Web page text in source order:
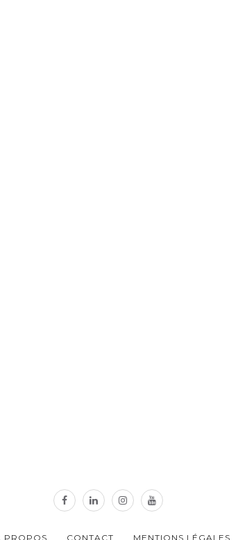
PROPOS CONTACT MENTIONS LÉGALES